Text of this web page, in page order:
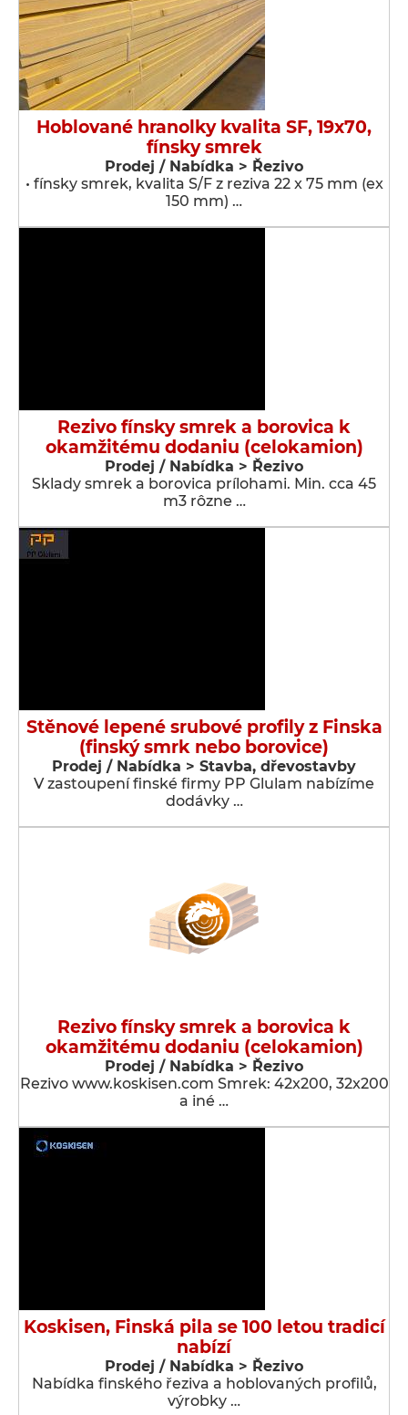
Hoblované hranolky kvalita SF, 19x70,
fínsky smrek
Prodej / Nabídka > Řezivo
• fínsky smrek, kvalita S/F z reziva 22 x 75 mm (ex
150 mm) …
Rezivo fínsky smrek a borovica k
okamžitému dodaniu (celokamion)
Prodej / Nabídka > Řezivo
Sklady smrek a borovica prílohami. Min. cca 45
m3 rôzne …
Stěnové lepené srubové profily z Finska
(finský smrk nebo borovice)
Prodej / Nabídka > Stavba, dřevostavby
V zastoupení finské firmy PP Glulam nabízíme
dodávky …
Rezivo fínsky smrek a borovica k
okamžitému dodaniu (celokamion)
Prodej / Nabídka > Řezivo
Rezivo www.koskisen.com Smrek: 42x200, 32x200
a iné …
Koskisen, Finská pila se 100 letou tradicí
nabízí
Prodej / Nabídka > Řezivo
Nabídka finského řeziva a hoblovaných profilů,
výrobky …